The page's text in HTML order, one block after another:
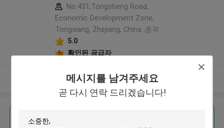
메시지를 남겨주세요
곧 다시 연락 드리겠습니다!
No.431,Tongsheng Road,
Economic Development Zone,
Tongxiang, Zhejiang, China ,중국
5.0
확인된 공급자
더 많은 것을 전망하십시오